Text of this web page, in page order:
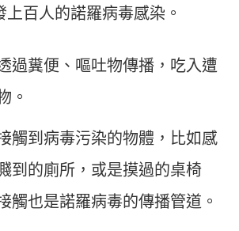
上百人的諾羅病毒感染。
過糞便、嘔吐物傳播，吃入遭
。
觸到病毒污染的物體，比如感
到的廁所，或是摸過的桌椅
觸也是諾羅病毒的傳播管道。